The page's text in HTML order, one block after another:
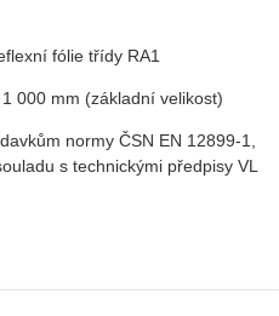
fólie třídy RA1
000 mm (základní velikost)
normy ČSN EN 12899-1,
s technickými předpisy VL